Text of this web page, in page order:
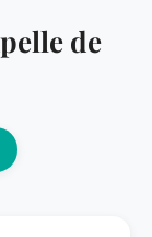
de